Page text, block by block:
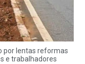
por lentas reformas
e trabalhadores